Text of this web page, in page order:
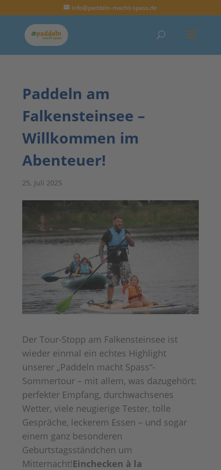
info@paddeln-macht-spass.de
Paddeln am
Falkensteinsee –
Willkommen im
Abenteuer!
25. Juli 2025
Der Tour-Stopp am Falkensteinsee ist
wieder einmal ein echtes Highlight
unserer „Paddeln macht Spass“-
Sommertour – mit allem, was dazugehört:
perfekter Empfang, durchwachsenes
Wetter, viele neugierige Tester, tolle
Gespräche, leckerem Essen – und sogar
einem ganz besonderen
Geburtstagsständchen um
Mitternacht!Einchecken à la